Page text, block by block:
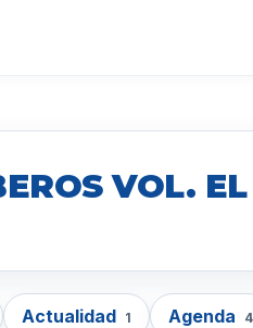
VOL.
Actualidad 1 Agenda 4